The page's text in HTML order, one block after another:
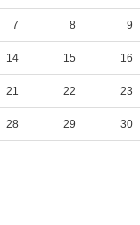
7 8 9
14 15 16
21 22 23
28 29 30